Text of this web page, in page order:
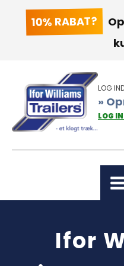
10% RABAT?
LOG
»
LOG
Ifor